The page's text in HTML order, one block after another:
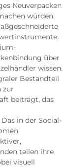
Neuverpacken
würden.
über
wissen,
Bestandteil
zur
beiträgt, das
in der Social-
teilen ihre
visuell